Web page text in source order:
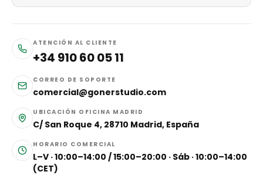
ATENCIÓN AL CLIENTE
+34 910 60 05 11
CORREO DE SOPORTE
comercial@gonerstudio.com
UBICACIÓN OFICINA MADRID
C/ San Roque 4, 28710 Madrid, España
HORARIO COMERCIAL
L–V · 10:00–14:00 / 15:00–20:00 · Sáb · 10:00–14:00
(CET)